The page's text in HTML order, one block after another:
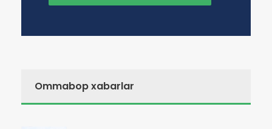
Ommabop xabarlar